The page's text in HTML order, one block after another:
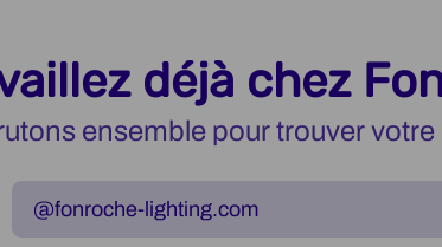
déjà chez
ensemble pour trouver
@fonroche-lighting.com